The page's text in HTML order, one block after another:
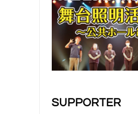
SUPPORTER